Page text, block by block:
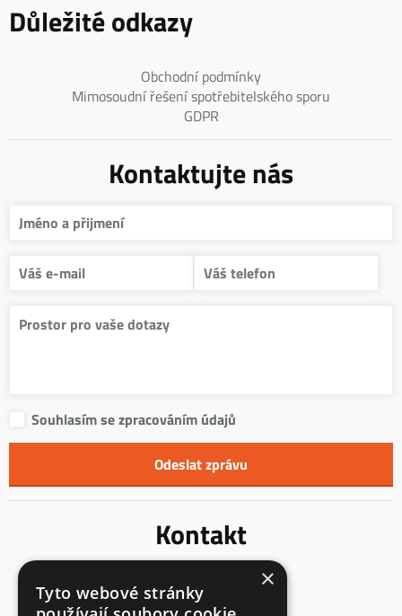
Důležité odkazy
Obchodní podmínky
Mimosoudní řešení spotřebitelského sporu
GDPR
Kontaktujte nás
Souhlasím se zpracováním údajů
Kontakt
Mladoňovice 65
×
Tyto webové stránky